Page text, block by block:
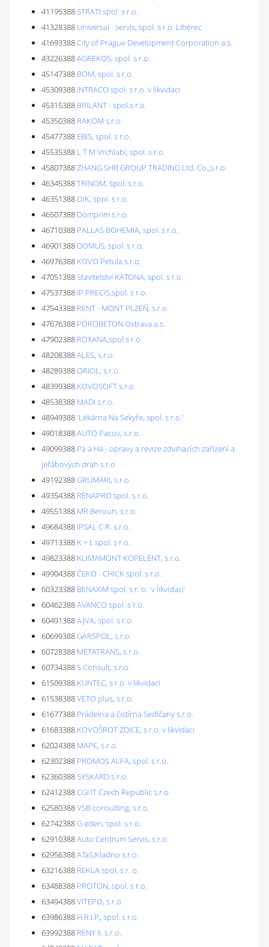
41195388STRATI spol. s r.o.
41328388 Universal - servis, spol. s r.o. Liberec
41693388City of Prague Development Corporation a.s.
43226388AGREKOS, spol. s r.o.
45147388 BOM, spol. s r.o.
45309388 INTRACO spol. s r.o. v likvidaci
45315388 BRILANT - spol.s r.o.
45350388 RAKOM s.r.o.
45477388 EBIS, spol. s r.o.
45535388 L T M Vrchlabí, spol. s r.o.
45807388ZHANG SHR GROUP TRADING Ltd. Co.,s.r.o.
46345388TRINOM, spol. s r.o.
46351388OIK, spol. s r.o.
46507388 Domprim s.r.o.
46710388 PALLAS BOHEMIA, spol. s r.o.
46901388 DOMUS, spol. s r.o.
46976388 KOVO Petula s.r.o.
47051388Stavitelství KATONA, spol. s r.o.
47537388 IP PRECIS,spol. s r.o.
47543388 RENT - MONT PLZEŇ, s.r.o.
47676388 PÓROBETON Ostrava a.s.
47902388 ROXANA,spol.s r.o.
48208388ALES, s.r.o.
48289388ORIOL, s.r.o.
48399388 KOVOSOFT s.r.o.
48538388 MADI s.r.o.
48949388'Lékárna Na Sekyře, spol. s r.o.'
49018388AUTO Pacov, s.r.o.
49099388 Pa a Ha - opravy a revize zdvihacích zařízení a
jeřábových drah s.r.o.
49192388GRUMARI, s.r.o.
49354388 RENAPRO spol. s.r.o.
49551388 MR Beroun, s.r.o.
49684388 IPSAL C.R. s.r.o.
49713388 K + I, spol. s r.o.
49823388 KLIMAMONT KOPELENT, s.r.o.
49904388ČEKO - CHICK spol. s r.o.
60323388 BENAXIM spol. s r. o. 'v likvidaci'
60462388AVANCO spol. s r.o.
60491388AJVA, spol. s r.o.
60699388GARSPOL, s.r.o.
60728388 METATRANS, s.r.o.
60734388S Consult, s.r.o.
61509388 KUNTEC, s.r.o. v likvidaci
61538388VETO plus, s.r.o.
61677388 Prádelna a čistírna Sedlčany s.r.o.
61683388 KOVOŠROT ZDICE, s.r.o. v likvidaci
62024388 MAPE, s.r.o.
62302388 PROMOS ALFA, spol. s r.o.
62360388SYSKARD s.r.o.
62412388CGI IT Czech Republic s.r.o.
62580388VSB consulting, s.r.o.
62742388G eden, spol. s r.o.
62910388Auto Centrum Servis, s.r.o.
62956388ATaS,Kladno s.r.o.
63216388 REKLA spol. s r. o.
63488388 PROTON, spol. s r.o.
63494388VITEPO, s.r.o.
63986388 H.R.I.P., spol. s r.o.
63992388 RENY II. s.r.o.